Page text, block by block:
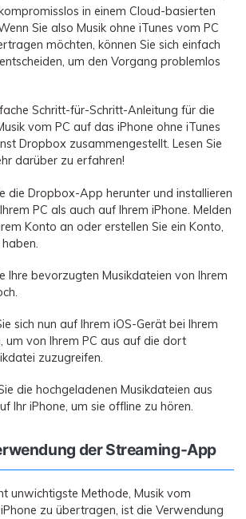
MobileTrans App
Sie Ihre Telefondaten mühelos und
Sie Ihre Erinnerungen auf!
Weiterlesen
Jetzt Testen
in einem Cloud-basierten
Sie also Musik ohne iTunes vom PC
möchten, können Sie sich einfach
um den Vorgang problemlos
Schritt-für-Schritt-Anleitung für die
vom PC auf das iPhone ohne iTunes
Dropbox zusammengestellt. Lesen Sie
darüber zu erfahren!
die Dropbox-App herunter und installieren
PC als auch auf Ihrem iPhone. Melden
Konto an oder erstellen Sie ein Konto,
Ihre bevorzugten Musikdateien von Ihrem
sich nun auf Ihrem iOS-Gerät bei Ihrem
um von Ihrem PC aus auf die dort
zuzugreifen.
die hochgeladenen Musikdateien aus
Ihr iPhone, um sie offline zu hören.
der Streaming-App
unwichtigste Methode, Musik vom
zu übertragen, ist die Verwendung